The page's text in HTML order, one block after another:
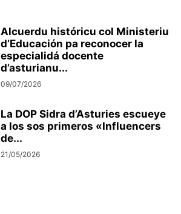
Alcuerdu históricu col Ministeriu
d’Educación pa reconocer la
especialidá docente
d’asturianu...
09/07/2026
La DOP Sidra d’Asturies escueye
a los sos primeros «Influencers
de...
21/05/2026